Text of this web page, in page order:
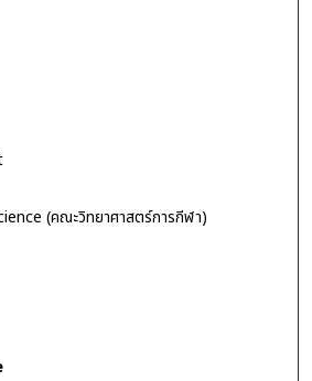
(คณะวิทยาศาสตร์การกีฬา)